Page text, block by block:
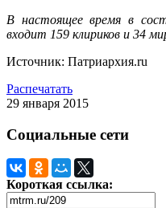
В настоящее время в
входит 159 клириков и 34
Источник: Патриархия.ru
Распечатать
29 января 2015
Социальные сети
Короткая ссылка: